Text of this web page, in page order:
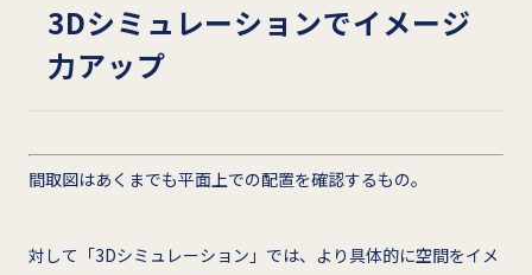
3Dシミュレーションでイメージ
力アップ
間取図はあくまでも平面上での配置を確認するもの。
対して「3Dシミュレーション」では、より具体的に空間をイメ